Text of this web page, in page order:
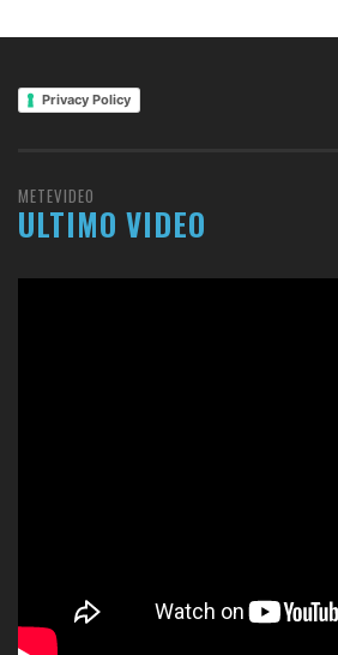
Privacy Policy
METEVIDEO
ULTIMO VIDEO